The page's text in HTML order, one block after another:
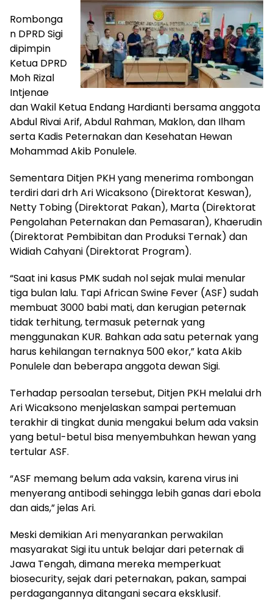
Rombonga
n DPRD Sigi
dipimpin
Ketua DPRD
Moh Rizal
Intjenae
dan Wakil Ketua Endang Hardianti bersama anggota
Abdul Rivai Arif, Abdul Rahman, Maklon, dan Ilham
serta Kadis Peternakan dan Kesehatan Hewan
Mohammad Akib Ponulele.
Sementara Ditjen PKH yang menerima rombongan
terdiri dari drh Ari Wicaksono (Direktorat Keswan),
Netty Tobing (Direktorat Pakan), Marta (Direktorat
Pengolahan Peternakan dan Pemasaran), Khaerudin
(Direktorat Pembibitan dan Produksi Ternak) dan
Widiah Cahyani (Direktorat Program).
“Saat ini kasus PMK sudah nol sejak mulai menular
tiga bulan lalu. Tapi African Swine Fever (ASF) sudah
membuat 3000 babi mati, dan kerugian peternak
tidak terhitung, termasuk peternak yang
menggunakan KUR. Bahkan ada satu peternak yang
harus kehilangan ternaknya 500 ekor,” kata Akib
Ponulele dan beberapa anggota dewan Sigi.
Terhadap persoalan tersebut, Ditjen PKH melalui drh
Ari Wicaksono menjelaskan sampai pertemuan
terakhir di tingkat dunia mengakui belum ada vaksin
yang betul-betul bisa menyembuhkan hewan yang
tertular ASF.
“ASF memang belum ada vaksin, karena virus ini
menyerang antibodi sehingga lebih ganas dari ebola
dan aids,” jelas Ari.
Meski demikian Ari menyarankan perwakilan
masyarakat Sigi itu untuk belajar dari peternak di
Jawa Tengah, dimana mereka memperkuat
biosecurity, sejak dari peternakan, pakan, sampai
perdagangannya ditangani secara eksklusif.